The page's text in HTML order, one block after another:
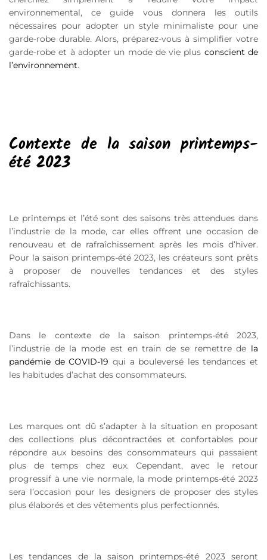
environnemental, ce guide vous donnera les outils
nécessaires pour adopter un style minimaliste pour une
garde-robe durable. Alors, préparez-vous à simplifier votre
garde-robe et à adopter un mode de vie plus conscient de
l’environnement.
Contexte de la saison printemps-
été 2023
Le printemps et l’été sont des saisons très attendues dans
l’industrie de la mode, car elles offrent une occasion de
renouveau et de rafraîchissement après les mois d’hiver.
Pour la saison printemps-été 2023, les créateurs sont prêts
à proposer de nouvelles tendances et des styles
rafraîchissants.
Dans le contexte de la saison printemps-été 2023,
l’industrie de la mode est en train de se remettre de la
pandémie de COVID-19 qui a bouleversé les tendances et
les habitudes d’achat des consommateurs.
Les marques ont dû s’adapter à la situation en proposant
des collections plus décontractées et confortables pour
répondre aux besoins des consommateurs qui passaient
plus de temps chez eux. Cependant, avec le retour
progressif à une vie normale, la mode printemps-été 2023
sera l’occasion pour les designers de proposer des styles
plus élaborés et des vêtements plus perfectionnés.
Les tendances de la saison printemps-été 2023 seront